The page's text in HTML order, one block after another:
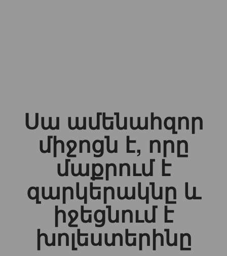
Սա ամենահզոր
միջոցն է, որը
մաքրում է
զարկերակնը և
իջեցնում է
խոլեստերինը